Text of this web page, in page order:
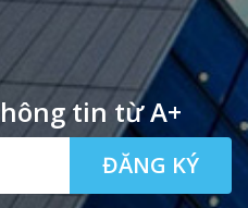
tin từ A+
ĐĂNG KÝ